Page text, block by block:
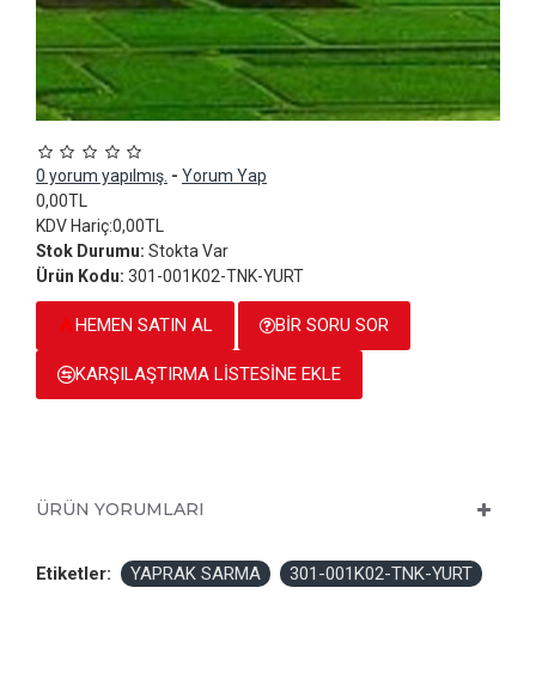
0 yorum yapılmış. - Yorum Yap
0,00TL
KDV Hariç:0,00TL
Stok Durumu: Stokta Var
Ürün Kodu: 301-001K02-TNK-YURT
HEMEN SATIN AL BIR SORU SOR
KARŞILAŞTIRMA LISTESINE EKLE
ÜRÜN YORUMLARI
Etiketler: YAPRAK SARMA 301-001K02-TNK-YURT